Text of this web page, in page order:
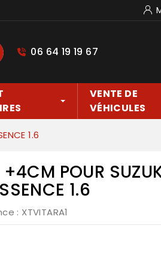
06 64 19 19 67
VENTE DE
VÉHICULES
1.6
POUR
1.6
: XTVITARA1